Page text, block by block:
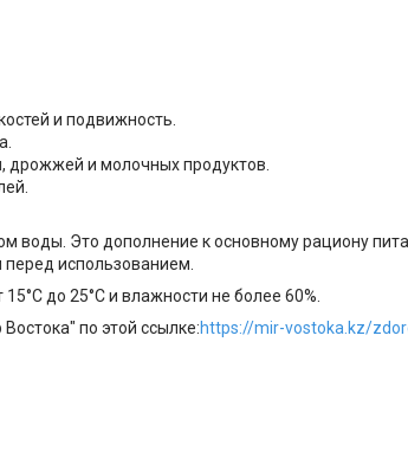
и подвижность.
дрожжей и молочных продуктов.
воды. Это дополнение к основному рациону
перед использованием.
до 25°C и влажности не более 60%.
по этой ссылке:https://mir-vostoka.kz/